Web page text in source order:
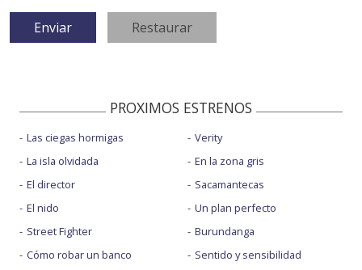
PROXIMOS ESTRENOS
Las ciegas hormigas
La isla olvidada
El director
El nido
Street Fighter
Cómo robar un banco
Verity
En la zona gris
Sacamantecas
Un plan perfecto
Burundanga
Sentido y sensibilidad